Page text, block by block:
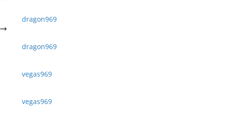
dragon969
dragon969
vegas969
vegas969